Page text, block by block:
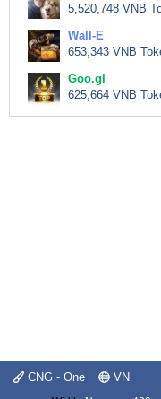
5,520,748 VNB
Wall-E
653,343 VNB
Goo.gl
625,664 VNB
CNG - One VN